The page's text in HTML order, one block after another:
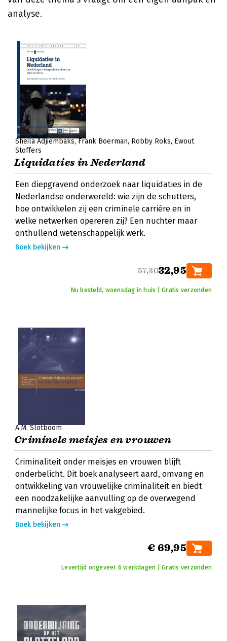
analyse.
Sheila Adjiembaks Frank Boerman Robby Roks Ewout
Stoffers
Liquidaties in Nederland
Een diepgravend onderzoek naar liquidaties in de
Nederlandse onderwereld: wie zijn de schutters,
hoe ontwikkelen zij een criminele carrière en in
welke netwerken opereren zij? Een nuchter maar
onthullend wetenschappelijk werk.
Boek bekijken
57,3032,95
Nu besteld, woensdag in huis | Gratis verzonden
A.M. Slotboom
Criminele meisjes en vrouwen
Criminaliteit onder meisjes en vrouwen blijft
onderbelicht. Dit boek analyseert aard, omvang en
ontwikkeling van vrouwelijke criminaliteit en biedt
een noodzakelijke aanvulling op de overwegend
mannelijke focus in het vakgebied.
Boek bekijken
€ 69,95
Levertijd ongeveer 6 werkdagen | Gratis verzonden